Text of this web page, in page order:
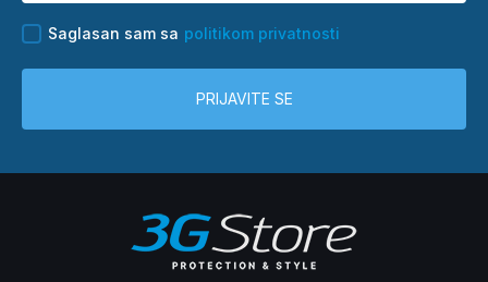
Saglasan sam sa politikom privatnosti
PRIJAVITE SE